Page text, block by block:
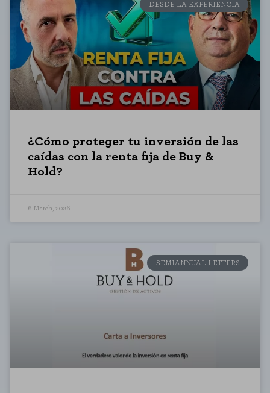
DESDE LA EXPERIENCIA
¿Cómo proteger tu inversión de las
caídas con la renta fija de Buy &
Hold?
6 March, 2026
SEMIANNUAL LETTERS